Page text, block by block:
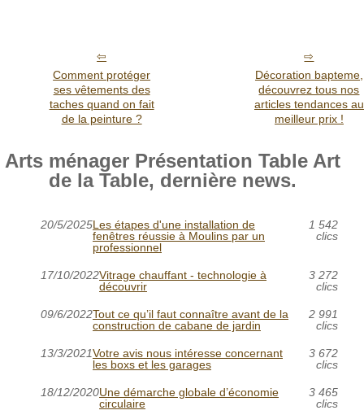
Comment protéger
ses vêtements des
taches quand on fait
de la peinture ?
Décoration bapteme,
découvrez tous nos
articles tendances au
meilleur prix !
Arts ménager Présentation Table Art
de la Table, dernière news.
20/5/2025Les étapes d'une installation de
fenêtres réussie à Moulins par un
professionnel
1 542
clics
17/10/2022Vitrage chauffant - technologie à
découvrir
3 272
clics
09/6/2022Tout ce qu’il faut connaître avant de la
construction de cabane de jardin
2 991
clics
13/3/2021Votre avis nous intéresse concernant
les boxs et les garages
3 672
clics
18/12/2020Une démarche globale d’économie
circulaire
3 465
clics